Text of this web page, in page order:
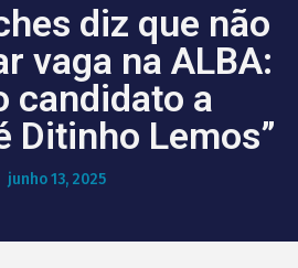
diz que não
vaga na ALBA:
candidato a
Ditinho Lemos”
junho 13, 2025